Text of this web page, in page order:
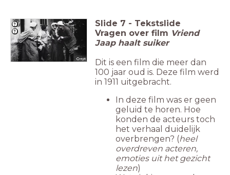
Slide 7 - Tekstslide
Vragen over film Vriend
Jaap haalt suiker
Dit is een film die meer dan
100 jaar oud is. Deze film werd
in 1911 uitgebracht.
In deze film was er geen
geluid te horen. Hoe
konden de acteurs toch
het verhaal duidelijk
overbrengen? (heel
overdreven acteren,
emoties uit het gezicht
lezen)